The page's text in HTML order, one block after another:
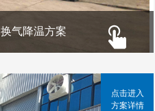
气降温方案
点击进入
方案详情